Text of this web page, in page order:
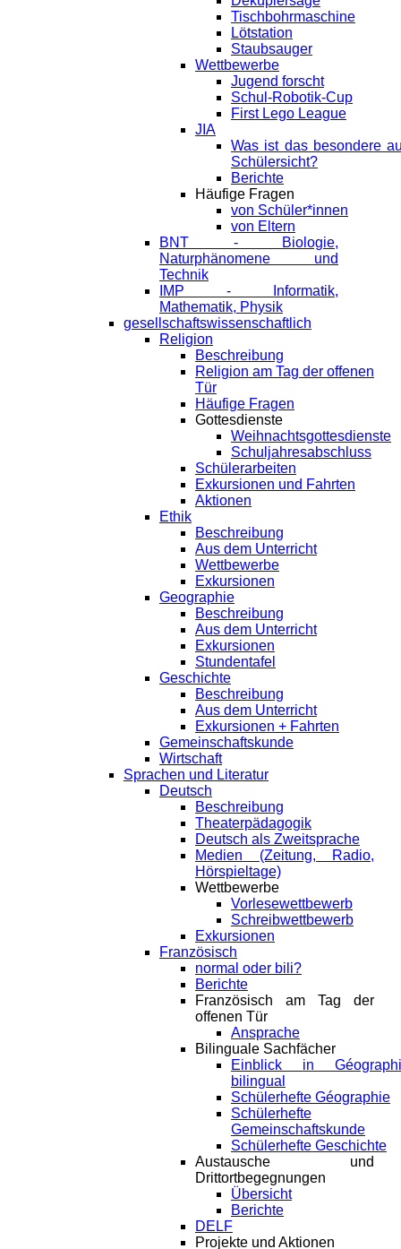
Tischbohrmaschine
Lötstation
Staubsauger
Wettbewerbe
Jugend forscht
Schul-Robotik-Cup
First Lego League
JIA
Was ist das besondere
Schülersicht?
Berichte
Häufige Fragen
von Schüler*innen
von Eltern
BNT - Biologie,
Naturphänomene und
Technik
IMP - Informatik,
Mathematik, Physik
gesellschaftswissenschaftlich
Religion
Beschreibung
Religion am Tag der offenen
Tür
Häufige Fragen
Gottesdienste
Weihnachtsgottesdienste
Schuljahresabschluss
Schülerarbeiten
Exkursionen und Fahrten
Aktionen
Ethik
Beschreibung
Aus dem Unterricht
Wettbewerbe
Exkursionen
Geographie
Beschreibung
Aus dem Unterricht
Exkursionen
Stundentafel
Geschichte
Beschreibung
Aus dem Unterricht
Exkursionen + Fahrten
Gemeinschaftskunde
Wirtschaft
Sprachen und Literatur
Deutsch
Beschreibung
Theaterpädagogik
Deutsch als Zweitsprache
Medien (Zeitung, Radio,
Hörspieltage)
Wettbewerbe
Vorlesewettbewerb
Schreibwettbewerb
Exkursionen
Französisch
normal oder bili?
Berichte
Französisch am Tag der
offenen Tür
Ansprache
Bilinguale Sachfächer
Einblick in
bilingual
Schülerhefte Géographie
Schülerhefte
Gemeinschaftskunde
Schülerhefte Geschichte
Austausche und
Drittortbegegnungen
Übersicht
Berichte
DELF
Projekte und Aktionen